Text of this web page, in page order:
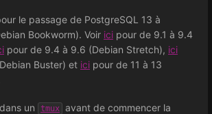
le passage de PostgreSQL 13 à
Bookworm). Voir ici pour de 9.1 à 9.4
pour de 9.4 à 9.6 (Debian Stretch), ici
Buster) et ici pour de 11 à 13
un tmux avant de commencer la